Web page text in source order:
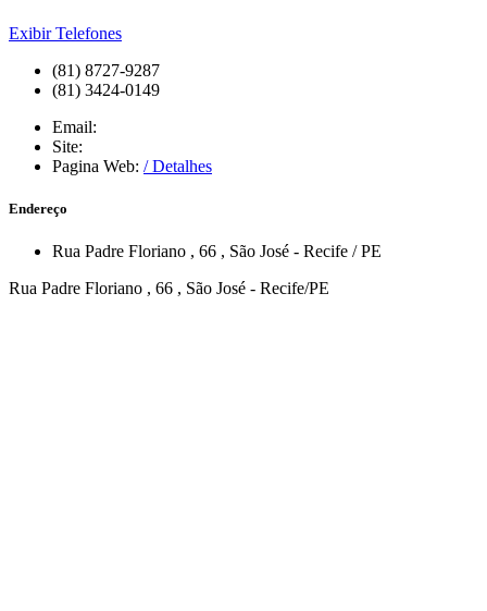
Exibir Telefones
(81) 8727-9287
(81) 3424-0149
Email:
Site:
Pagina Web: / Detalhes
Endereço
Rua Padre Floriano , 66 , São José - Recife /PE
Rua Padre Floriano , 66 , São José - Recife/PE